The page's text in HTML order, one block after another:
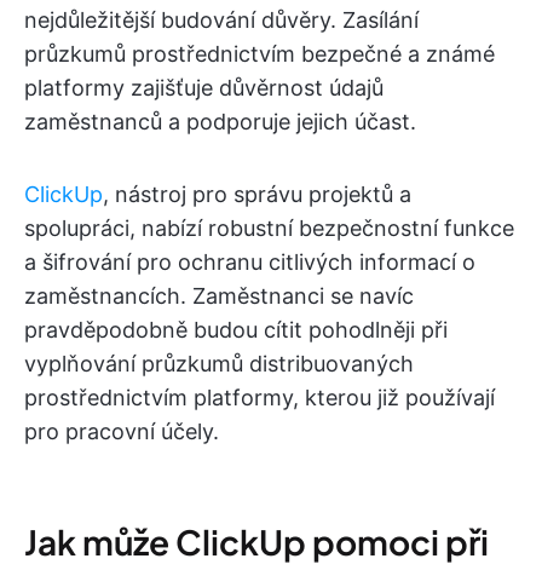
nejdůležitější budování důvěry. Zasílání
průzkumů prostřednictvím bezpečné a známé
platformy zajišťuje důvěrnost údajů
zaměstnanců a podporuje jejich účast.
ClickUp, nástroj pro správu projektů a
spolupráci, nabízí robustní bezpečnostní funkce
a šifrování pro ochranu citlivých informací o
zaměstnancích. Zaměstnanci se navíc
pravděpodobně budou cítit pohodlněji při
vyplňování průzkumů distribuovaných
prostřednictvím platformy, kterou již používají
pro pracovní účely.
Jak může ClickUp pomoci při